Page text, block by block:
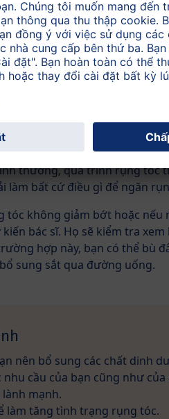
bú.
tăng dần sau khi sinh sáu
tóc sẽ đến chậm hơn.
sau sinh
thường, quá trình rụng tóc
làm bất cứ điều gì để ngăn
tóc không giảm bớt hoặc nếu
bác sĩ. Họ sẽ kiểm tra
hợp này, bạn có thể bù
sung sắt qua đường uống.
nên bổ sung các chất dinh
cầu của bạn cũng như của
mạnh.
làm tăng tình trạng rụng tóc.